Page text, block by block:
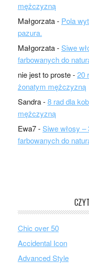
mężczyzną
Małgorzata- Pola
pazura.
Małgorzata-Siwe
farbowanych do
nie jest to proste-20
żonatym mężczyzną
Sandra-8 rad dla
mężczyzną
Ewa7-Siwe włosy
farbowanych do
Chic over 50
Accidental Icon
Advanced Style